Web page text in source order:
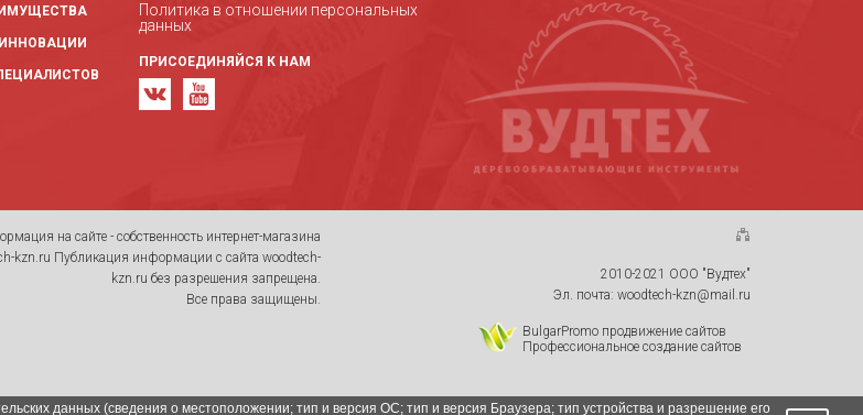
Политика в отношении персональных
данных
ПРИСОЕДИНЯЙСЯ К НАМ
на сайте - собственность интернет-магазина
kzn.ru Публикация информации с сайта woodtech-
kzn.ru без разрешения запрещена.
Все права защищены.
2010-2021 ООО "Вудтех"
Эл. почта: woodtech-kzn@mail.ru
BulgarPromo продвижение сайтов
Профессиональное создание сайтов
данных (сведения о местоположении; тип и версия ОС; тип и версия Браузера; тип устройства и разрешение его